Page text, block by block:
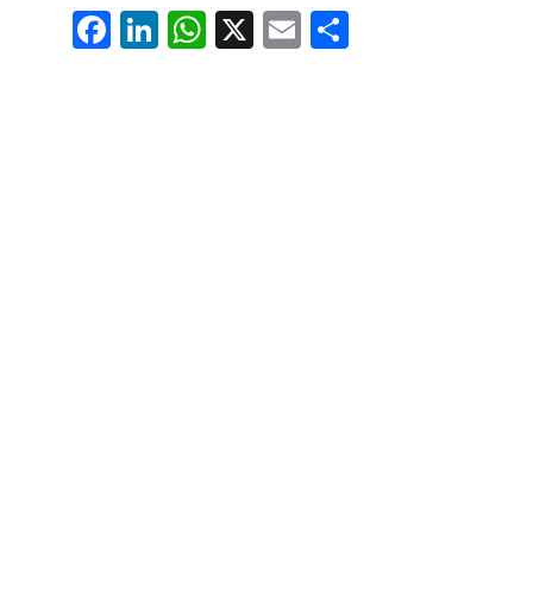
Fa
ce
Li
nk
W
ha
X E
m
Pa